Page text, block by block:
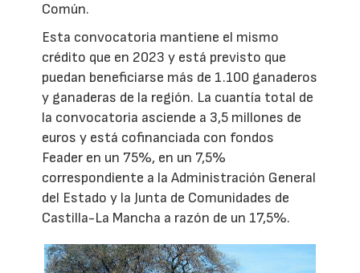
Común.
Esta convocatoria mantiene el mismo
crédito que en 2023 y está previsto que
puedan beneficiarse más de 1.100 ganaderos
y ganaderas de la región. La cuantía total de
la convocatoria asciende a 3,5 millones de
euros y está cofinanciada con fondos
Feader en un 75%, en un 7,5%
correspondiente a la Administración General
del Estado y la Junta de Comunidades de
Castilla-La Mancha a razón de un 17,5%.